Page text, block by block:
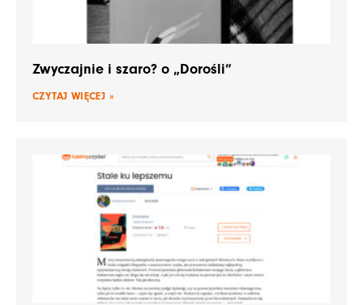
Zwyczajnie i szaro? o „Dorośli”
CZYTAJ WIĘCEJ »